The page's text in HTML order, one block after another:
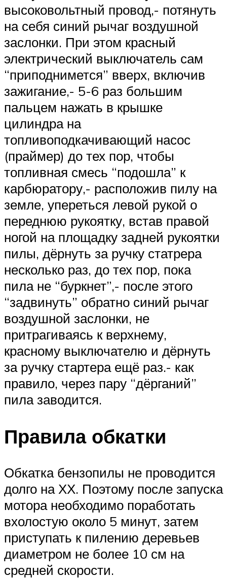
высоковольтный провод,- потянуть
на себя синий рычаг воздушной
заслонки. При этом красный
электрический выключатель сам
“приподнимется” вверх, включив
зажигание,- 5-6 раз большим
пальцем нажать в крышке
цилиндра на
топливоподкачивающий насос
(праймер) до тех пор, чтобы
топливная смесь “подошла” к
карбюратору,- расположив пилу на
земле, упереться левой рукой о
переднюю рукоятку, встав правой
ногой на площадку задней рукоятки
пилы, дёрнуть за ручку статрера
несколько раз, до тех пор, пока
пила не “буркнет”,- после этого
“задвинуть” обратно синий рычаг
воздушной заслонки, не
притрагиваясь к верхнему,
красному выключателю и дёрнуть
за ручку стартера ещё раз.- как
правило, через пару “дёрганий”
пила заводится.
Правила обкатки
Обкатка бензопилы не проводится
долго на ХХ. Поэтому после запуска
мотора необходимо поработать
вхолостую около 5 минут, затем
приступать к пилению деревьев
диаметром не более 10 см на
средней скорости.